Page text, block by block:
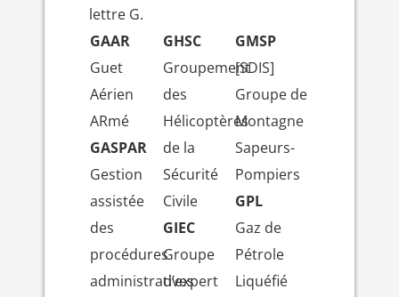
lettre G.
GAAR
Guet
Aérien
ARmé
GASPAR
Gestion
assistée
des
procédures
administratives
GHSC
Groupement
des
Hélicoptères
de la
Sécurité
Civile
GIEC
Groupe
d’expert
GMSP
[SDIS]
Groupe de
Montagne
Sapeurs-
Pompiers
GPL
Gaz de
Pétrole
Liquéfié